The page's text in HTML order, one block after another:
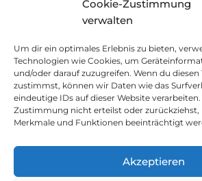
Cookie-Zustimmung
verwalten
Um dir ein optimales Erlebnis zu bieten,
Technologien wie Cookies, um
und/oder darauf zuzugreifen. Wenn du diesen
zustimmst, können wir Daten wie das
eindeutige IDs auf dieser Website
Zustimmung nicht erteilst oder
Merkmale und Funktionen beeinträchtigt
Akzeptieren
Kontakt
Impressum
SMALL PRINT
Datenschutzerklärung
Nachhaltigkeit